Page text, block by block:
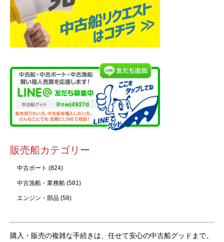
販売船カテゴリー
中古ボート (824)
中古漁船・業務船 (581)
エンジン・部品 (58)
購入・販売の複雑な手続きは、任せて安心の中古船グッドまで。